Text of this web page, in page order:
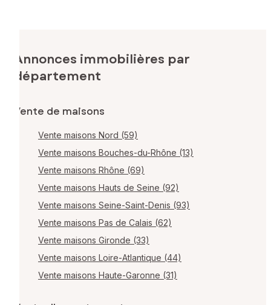
Annonces immobilières par
département
Vente de maisons
Vente maisons Nord (59)
Vente maisons Bouches-du-Rhône (13)
Vente maisons Rhône (69)
Vente maisons Hauts de Seine (92)
Vente maisons Seine-Saint-Denis (93)
Vente maisons Pas de Calais (62)
Vente maisons Gironde (33)
Vente maisons Loire-Atlantique (44)
Vente maisons Haute-Garonne (31)